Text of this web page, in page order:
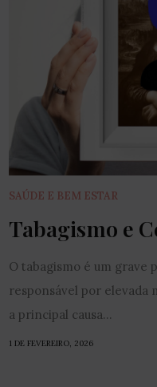
SAÚDE E BEM ESTAR
Tabagismo e
O tabagismo é um grave
responsável por elevada
a principal causa...
1 DE FEVEREIRO, 2026